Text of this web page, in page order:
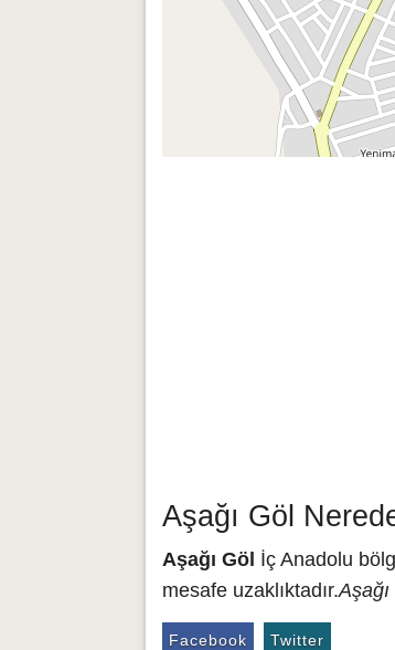
Aşağı Göl
Aşağı Göl İç Anadolu
mesafe uzaklıktadır.
Facebook Twitter